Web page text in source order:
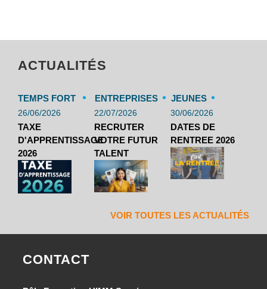
ACTUALITÉS
TEMPS FORT •
26/06/2026
TAXE
D'APPRENTISSAGE
2026
ENTREPRISES •
22/07/2026
RECRUTER
VOTRE FUTUR
TALENT
JEUNES •
30/06/2026
DATES DE
RENTREE 2026
VOIR TOUTES LES ACTUALITÉS
CONTACT